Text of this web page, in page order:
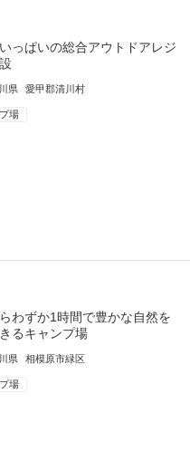
っぱいの総合アウトドアレジ
県 愛甲郡清川村
場
わずか1時間で豊かな自然を
るキャンプ場
県 相模原市緑区
場